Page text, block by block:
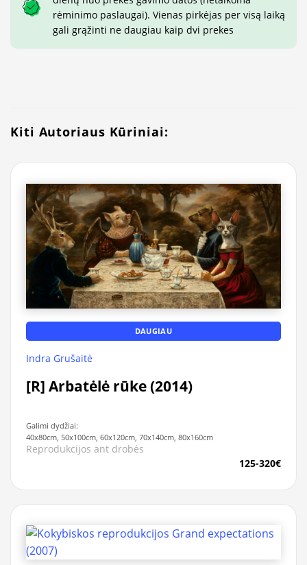
rėminimo paslaugai). Vienas pirkėjas per visą laiką
gali grąžinti ne daugiau kaip dvi prekes
Kiti Autoriaus Kūriniai:
DAUGIAU
Indra Grušaitė
[R] Arbatėlė rūke (2014)
Galimi dydžiai:
40x80cm, 50x100cm, 60x120cm, 70x140cm, 80x160cm
Reprodukcijos ant drobės
125-320€